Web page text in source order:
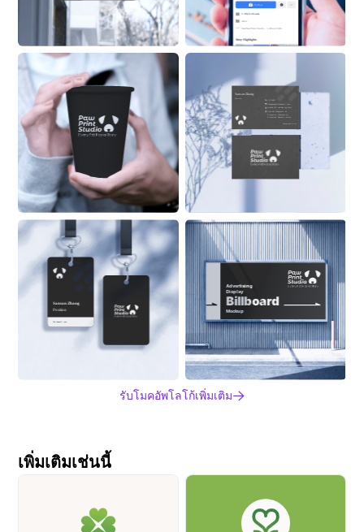
Stroy Highlights
2.3M Followers
Actor
See Paw
Print
Studi... ’s About Info
Follow
Sansan Zhang
Position
555 6999
ZhangSan@Alaskanoil.com
Alaska Oil and Energy Corp.
Lane 88, Happiness &
Prosperity Community,
Prosperous Business Street
Alaskanoil.com
Alaskanoil.com
Sansan Zhang
Position
Advertising
Display
Billboard
Mockup
รับโมคอัพโลโก้เพิ่มเติม
เพิ่มเติมเช่นนี้